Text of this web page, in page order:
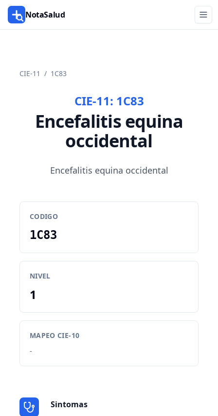
NotaSalud
CIE-11 / 1C83
CIE-11: 1C83
Encefalitis equina
occidental
Encefalitis equina occidental
CODIGO
1C83
NIVEL
1
MAPEO CIE-10
-
Sintomas